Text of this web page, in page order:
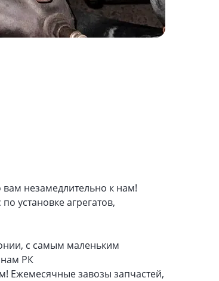
вам незамедлительно к нам!
установке агрегатов,
с самым маленьким
РК
Ежемесячные завозы запчастей,